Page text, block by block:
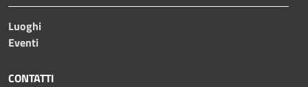
Luoghi
Eventi
CONTATTI